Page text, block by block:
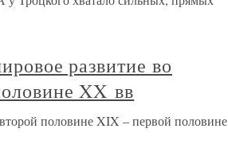
развитие во
XX вв
половине XIX – первой половине